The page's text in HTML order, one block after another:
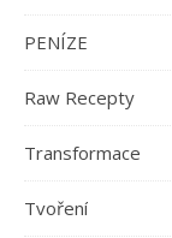
PENÍZE
Raw Recepty
Transformace
Tvoření